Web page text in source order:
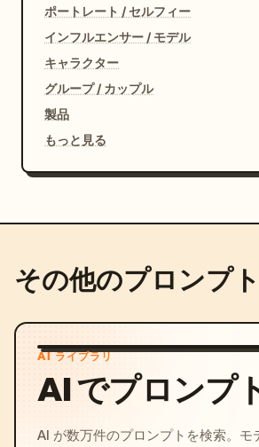
ポートレート / セルフィー
インフルエンサー / モデル
キャラクター
グループ / カップル
製品
もっと見る
その他のプロンプ
AI ライブラリ
AI でプロンプ
AI が数万件のプロンプトを検索。モ